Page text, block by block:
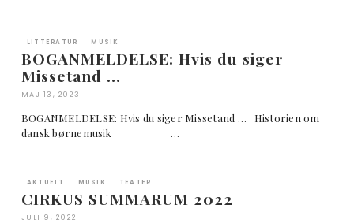
LITTERATUR MUSIK
BOGANMELDELSE: Hvis du siger
Missetand …
MAJ 13, 2023
BOGANMELDELSE: Hvis du siger Missetand … Historien om
dansk børnemusik …
AKTUELT MUSIK TEATER
CIRKUS SUMMARUM 2022
JULI 9, 2022